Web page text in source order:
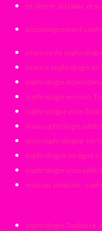
se libérer du tabac et
accompagnement
séances de
séance sophrologie en
sophrologie
sophrologie en visio
sophrologue visio
visio sophrologie
visio sophrologue
sophrologue en ligne
sophrologie visio
visio ou domicile :
sophrologie Toulouse